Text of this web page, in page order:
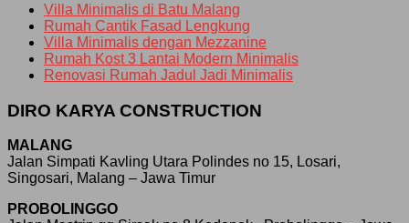
Villa Minimalis di Batu Malang
Rumah Cantik Fasad Lengkung
Villa Minimalis dengan Mezzanine
Rumah Kost 3 Lantai Modern Minimalis
Renovasi Rumah Jadul Jadi Minimalis
DIRO KARYA CONSTRUCTION
MALANG
Jalan Simpati Kavling Utara Polindes no 15, Losari,
Singosari, Malang – Jawa Timur
PROBOLINGGO